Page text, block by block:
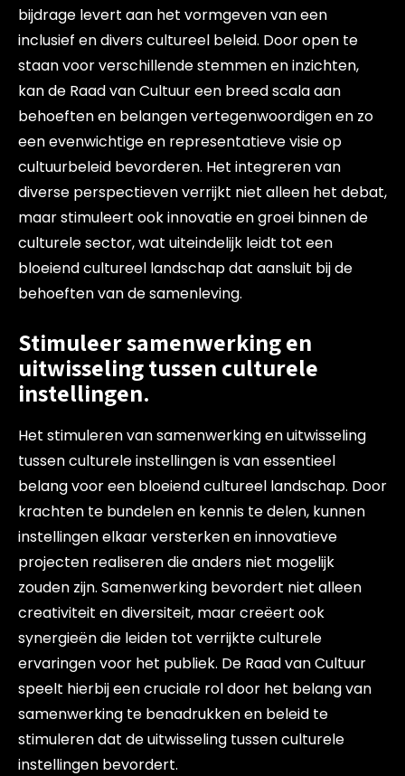
bijdrage levert aan het vormgeven van een
inclusief en divers cultureel beleid. Door open te
staan voor verschillende stemmen en inzichten,
kan de Raad van Cultuur een breed scala aan
behoeften en belangen vertegenwoordigen en zo
een evenwichtige en representatieve visie op
cultuurbeleid bevorderen. Het integreren van
diverse perspectieven verrijkt niet alleen het debat,
maar stimuleert ook innovatie en groei binnen de
culturele sector, wat uiteindelijk leidt tot een
bloeiend cultureel landschap dat aansluit bij de
behoeften van de samenleving.
Stimuleer samenwerking en
uitwisseling tussen culturele
instellingen.
Het stimuleren van samenwerking en uitwisseling
tussen culturele instellingen is van essentieel
belang voor een bloeiend cultureel landschap. Door
krachten te bundelen en kennis te delen, kunnen
instellingen elkaar versterken en innovatieve
projecten realiseren die anders niet mogelijk
zouden zijn. Samenwerking bevordert niet alleen
creativiteit en diversiteit, maar creëert ook
synergieën die leiden tot verrijkte culturele
ervaringen voor het publiek. De Raad van Cultuur
speelt hierbij een cruciale rol door het belang van
samenwerking te benadrukken en beleid te
stimuleren dat de uitwisseling tussen culturele
instellingen bevordert.